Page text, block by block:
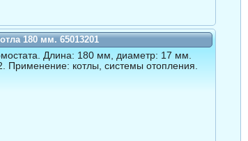
180 мм. 65013201
Длина: 180 мм, диаметр: 17 мм.
Применение: котлы, системы отопления.